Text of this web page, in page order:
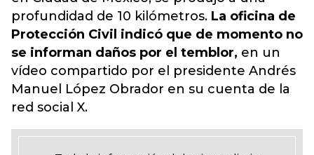
profundidad de 10 kilómetros. La oficina de
Protección Civil indicó que de momento no
se informan daños por el temblor, en un
vídeo compartido por el presidente Andrés
Manuel López Obrador en su cuenta de la
red social X.